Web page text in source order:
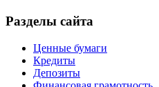
Разделы сайта
Ценные бумаги
Кредиты
Депозиты